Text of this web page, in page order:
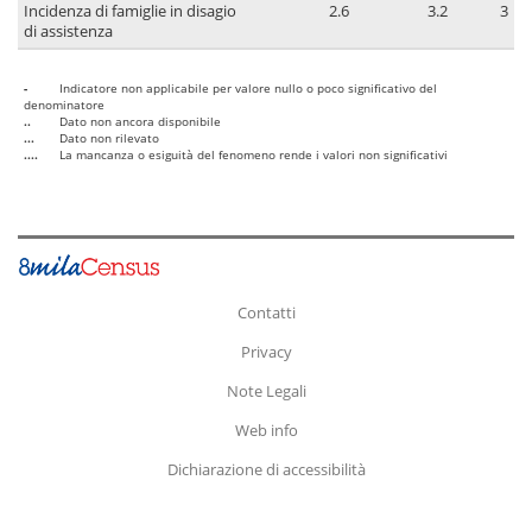
Incidenza di famiglie in disagio
di assistenza
2.6 3.2 3
-
Indicatore non applicabile per valore nullo o poco significativo del
denominatore
..
Dato non ancora disponibile
...
Dato non rilevato
....
La mancanza o esiguità del fenomeno rende i valori non significativi
Contatti
Privacy
Note Legali
Web info
Dichiarazione di accessibilità